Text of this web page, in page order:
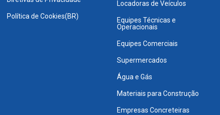
Política de Cookies(BR)
Locadoras de Veículos
Equipes Técnicas e
Operacionais
Equipes Comerciais
Supermercados
Água e Gás
Materiais para Construção
Empresas Concreteiras